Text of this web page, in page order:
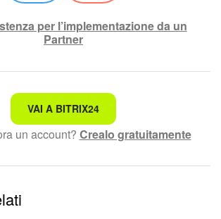
per l’implementazione da un
Partner
che sto cercando.
e incomprensibile
sono obsolete.
ho bisogno di maggiori informazioni.
VAI A BITRIX24
un account? Crealo gratuitamente